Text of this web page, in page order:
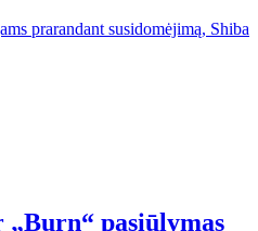
prarandant susidomėjimą, Shiba
pasiūlymas